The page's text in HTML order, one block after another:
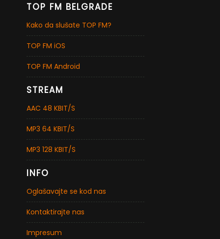
TOP FM BELGRADE
Kako da slušate TOP FM?
TOP FM iOS
TOP FM Android
STREAM
AAC 48 KBIT/S
MP3 64 KBIT/S
MP3 128 KBIT/S
INFO
Oglašavajte se kod nas
Kontaktirajte nas
Impresum